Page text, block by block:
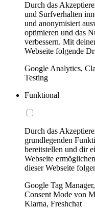
Durch das
und Surfverhalten
und anonymisiert
optimieren und das
verbessern. Mit
Webseite folgende
Google Analytics,
Testing
Funktional
Durch das
grundlegenden
bereitstellen und dir
Webseite
dieser Webseite
Google Tag
Consent Mode von
Klarna, Freshchat